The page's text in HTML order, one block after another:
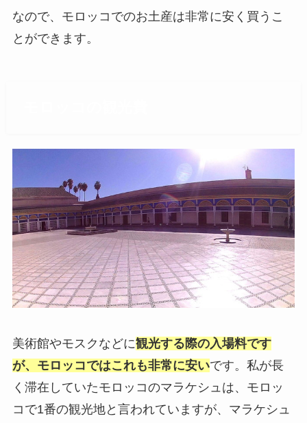
なので、モロッコでのお土産は非常に安く買うこ
とができます。
美術館やモスクなどに観光する際の入場料です
が、モロッコではこれも非常に安いです。私が長
く滞在していたモロッコのマラケシュは、モロッ
コで1番の観光地と言われていますが、マラケシュ